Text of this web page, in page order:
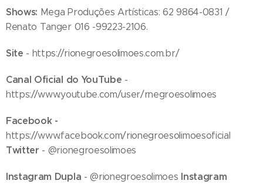
Shows: Mega Produções Artísticas: 62 9864-0831 /
Renato Tanger 016 -99223-2106.
Site - https://rionegroesolimoes.com.br/
Canal Oficial do YouTube -
https://www.youtube.com/user/rnegroesolimoes
Facebook -
https://www.facebook.com/rionegroesolimoesoficial
Twitter - @rionegroesolimoes
Instagram Dupla - @rionegroesolimoes Instagram